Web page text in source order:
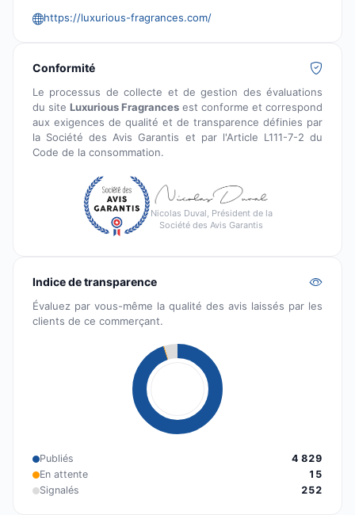
https://luxurious-fragrances.com/
Conformité
Le processus de collecte et de gestion des évaluations
du site Luxurious Fragrances est conforme et correspond
aux exigences de qualité et de transparence définies par
la Société des Avis Garantis et par l'Article L111-7-2 du
Code de la consommation.
Nicolas Duval, Président de la
Société des Avis Garantis
Indice de transparence
Évaluez par vous-même la qualité des avis laissés par les
clients de ce commerçant.
Publiés
4 829
En attente
15
Signalés
252